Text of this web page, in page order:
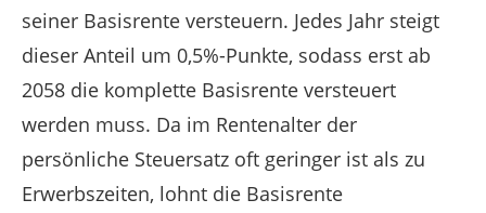
seiner Basisrente versteuern. Jedes Jahr steigt
dieser Anteil um 0,5%-Punkte, sodass erst ab
2058 die komplette Basisrente versteuert
werden muss. Da im Rentenalter der
persönliche Steuersatz oft geringer ist als zu
Erwerbszeiten, lohnt die Basisrente